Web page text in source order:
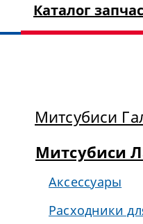
Каталог
Митсубиси
Митсубиси
Аксессуары
Расходники